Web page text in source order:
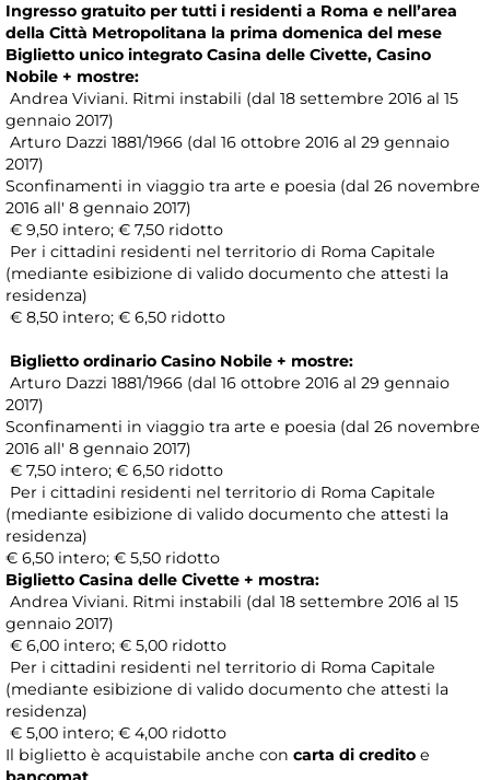
Ingresso gratuito per tutti i residenti a Roma e nell’area
della Città Metropolitana la prima domenica del mese
Biglietto unico integrato Casina delle Civette, Casino
Nobile + mostre:
Andrea Viviani. Ritmi instabili (dal 18 settembre 2016 al 15
gennaio 2017)
Arturo Dazzi 1881/1966 (dal 16 ottobre 2016 al 29 gennaio
2017)
Sconfinamenti in viaggio tra arte e poesia (dal 26 novembre
2016 all' 8 gennaio 2017)
€ 9,50 intero; € 7,50 ridotto
Per i cittadini residenti nel territorio di Roma Capitale
(mediante esibizione di valido documento che attesti la
residenza)
€ 8,50 intero; € 6,50 ridotto
Biglietto ordinario Casino Nobile + mostre:
Arturo Dazzi 1881/1966 (dal 16 ottobre 2016 al 29 gennaio
2017)
Sconfinamenti in viaggio tra arte e poesia (dal 26 novembre
2016 all' 8 gennaio 2017)
€ 7,50 intero; € 6,50 ridotto
Per i cittadini residenti nel territorio di Roma Capitale
(mediante esibizione di valido documento che attesti la
residenza)
€ 6,50 intero; € 5,50 ridotto
Biglietto Casina delle Civette + mostra:
Andrea Viviani. Ritmi instabili (dal 18 settembre 2016 al 15
gennaio 2017)
€ 6,00 intero; € 5,00 ridotto
Per i cittadini residenti nel territorio di Roma Capitale
(mediante esibizione di valido documento che attesti la
residenza)
€ 5,00 intero; € 4,00 ridotto
Il biglietto è acquistabile anche con carta di credito e